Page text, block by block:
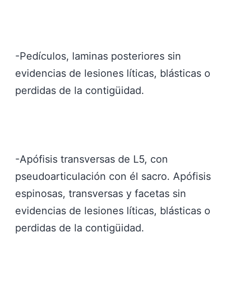
-Pedículos, laminas posteriores sin
evidencias de lesiones líticas, blásticas o
perdidas de la contigüidad.
-Apófisis transversas de L5, con
pseudoarticulación con él sacro. Apófisis
espinosas, transversas y facetas sin
evidencias de lesiones líticas, blásticas o
perdidas de la contigüidad.